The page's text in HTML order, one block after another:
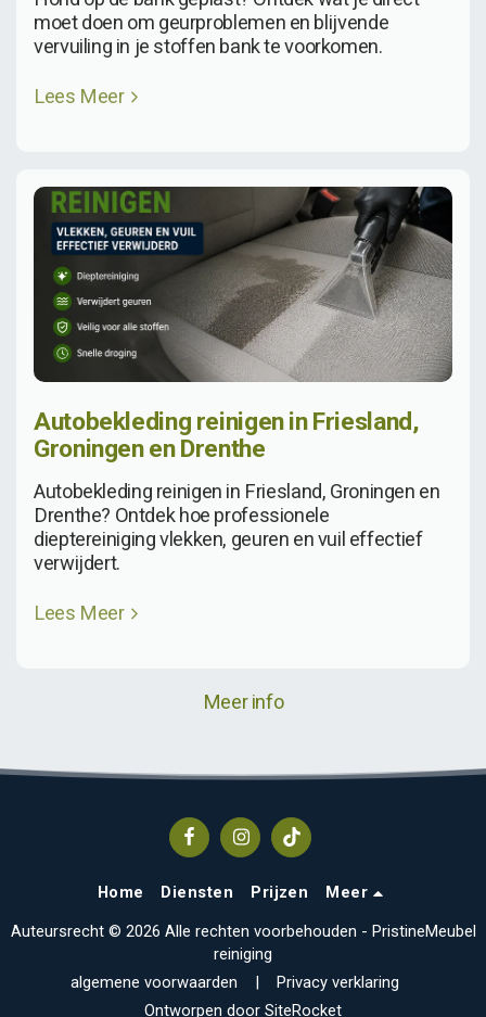
moet doen om geurproblemen en blijvende
vervuiling in je stoffen bank te voorkomen.
Lees Meer
Autobekleding reinigen in Friesland,
Groningen en Drenthe
Autobekleding reinigen in Friesland, Groningen en
Drenthe? Ontdek hoe professionele
dieptereiniging vlekken, geuren en vuil effectief
verwijdert.
Lees Meer
Meer info
Home Diensten Prijzen
Meer
Auteursrecht © 2026 Alle rechten voorbehouden - PristineMeubel
reiniging
algemene voorwaarden | Privacy verklaring
Ontworpen door SiteRocket